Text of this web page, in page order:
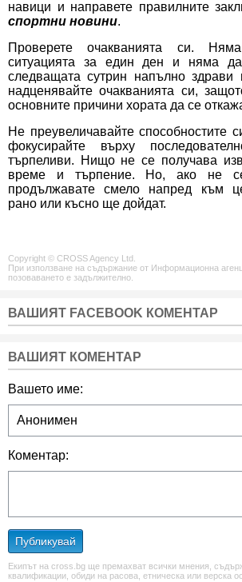
навици и направете правилните
спортни новини.
Проверете очакванията си.
ситуацията за един ден и няма
следващата сутрин напълно
надценявайте очакванията си,
основните причини хората да се
Не преувеличавайте способностите
фокусирайте върху
търпеливи. Нищо не се получава
време и търпение. Но, ако не се
продължавате смело напред към
рано или късно ще дойдат.
Copyright © CROSS Agency Ltd.
При използване на съдържание от Информационна
позоваването е задължително.
ВАШИЯТ FACEBOOK КОМЕНТАР
ВАШИЯТ КОМЕНТАР
Вашето име:
Коментар:
Публикувай
Екипът на cross.bg ще премахват всички мнения,
квалификации, обиди на расова, етническа или верска